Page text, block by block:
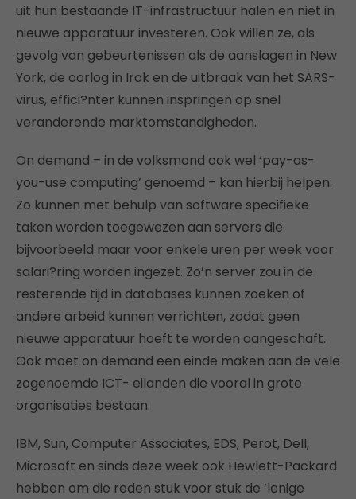
uit hun bestaande IT-infrastructuur halen en niet in
nieuwe apparatuur investeren. Ook willen ze, als
gevolg van gebeurtenissen als de aanslagen in New
York, de oorlog in Irak en de uitbraak van het SARS-
virus, effici?nter kunnen inspringen op snel
veranderende marktomstandigheden.
On demand – in de volksmond ook wel ‘pay-as-
you-use computing’ genoemd – kan hierbij helpen.
Zo kunnen met behulp van software specifieke
taken worden toegewezen aan servers die
bijvoorbeeld maar voor enkele uren per week voor
salari?ring worden ingezet. Zo’n server zou in de
resterende tijd in databases kunnen zoeken of
andere arbeid kunnen verrichten, zodat geen
nieuwe apparatuur hoeft te worden aangeschaft.
Ook moet on demand een einde maken aan de vele
zogenoemde ICT- eilanden die vooral in grote
organisaties bestaan.
IBM, Sun, Computer Associates, EDS, Perot, Dell,
Microsoft en sinds deze week ook Hewlett-Packard
hebben om die reden stuk voor stuk de ‘lenige